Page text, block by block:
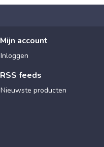
Mijn account
Inloggen
RSS feeds
Nieuwste producten